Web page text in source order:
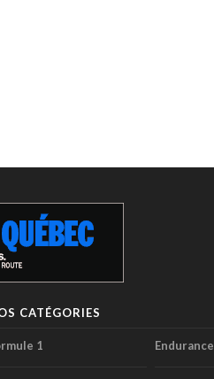
CATÉGORIES
1 Endurance